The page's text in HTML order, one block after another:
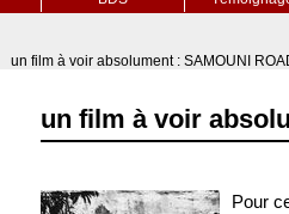
un film à voir absolument : SAMOUNI
un film à voir
Pour